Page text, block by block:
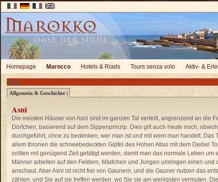
Homepage Marocco Hotels & Riads Tours senza volo Aktiv- &
Asni
Allgemein & Geschichte |
Asni
Die meisten Häuser von Asni sind im ganzen Tal verteilt, angrenzend an die
Dörfchen, basierend auf dem Sippenprinzip. Dies gilt auch heute noch,
durchgeführt, ohne zu bedenken, wer man ist und mit wem man handelt.
allem thronen die schneebedeckten Gipfel des Hohen Atlas mit dem Djebel
sollten mit genügend Zeit getätigt werden, damit man das normale Leben
Männer arbeiten auf den Feldern, Mädchen und Jungen umringen einen
anschaut. Aber Asni ist nicht frei von Gaunern, und die Gauner nutzen das
zählen, und Sie auf sie treffen werden, wo Sie sie am wenigsten vermuten.